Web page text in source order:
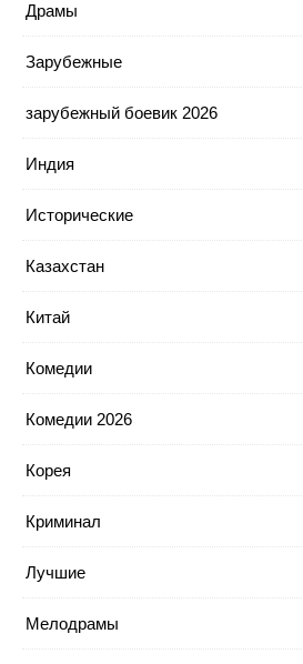
Драмы
Зарубежные
зарубежный боевик 2026
Индия
Исторические
Казахстан
Китай
Комедии
Комедии 2026
Корея
Криминал
Лучшие
Мелодрамы